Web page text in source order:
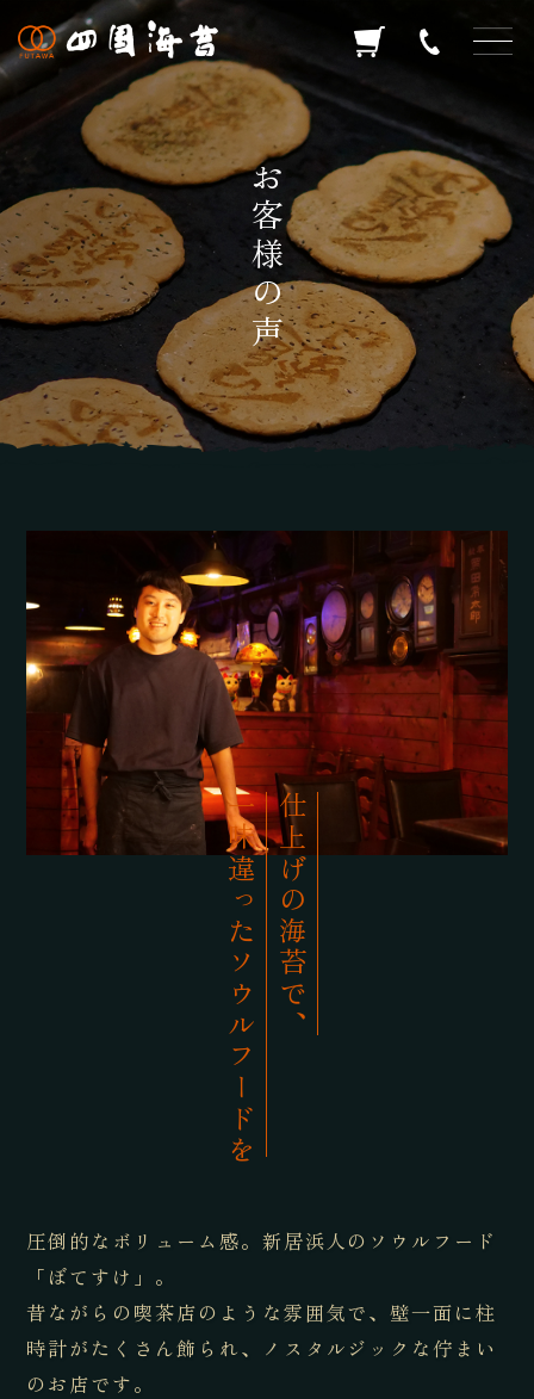
お客様の声
仕上げの海苔で、
一味違ったソウルフードを
圧倒的なボリューム感。 新居浜人のソウルフード
「ぼてすけ」。
昔ながらの喫茶店のような雰囲気で、壁一面に柱
時計がたくさん飾られ、ノスタルジックな佇まい
のお店です。